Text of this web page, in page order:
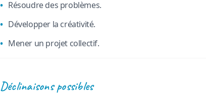
Résoudre des problèmes.
Développer la créativité.
Mener un projet collectif.
Déclinaisons possibles